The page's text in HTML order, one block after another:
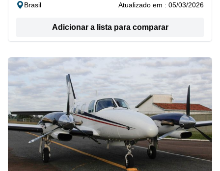
Brasil Atualizado em : 05/03/2026
Adicionar a lista para comparar